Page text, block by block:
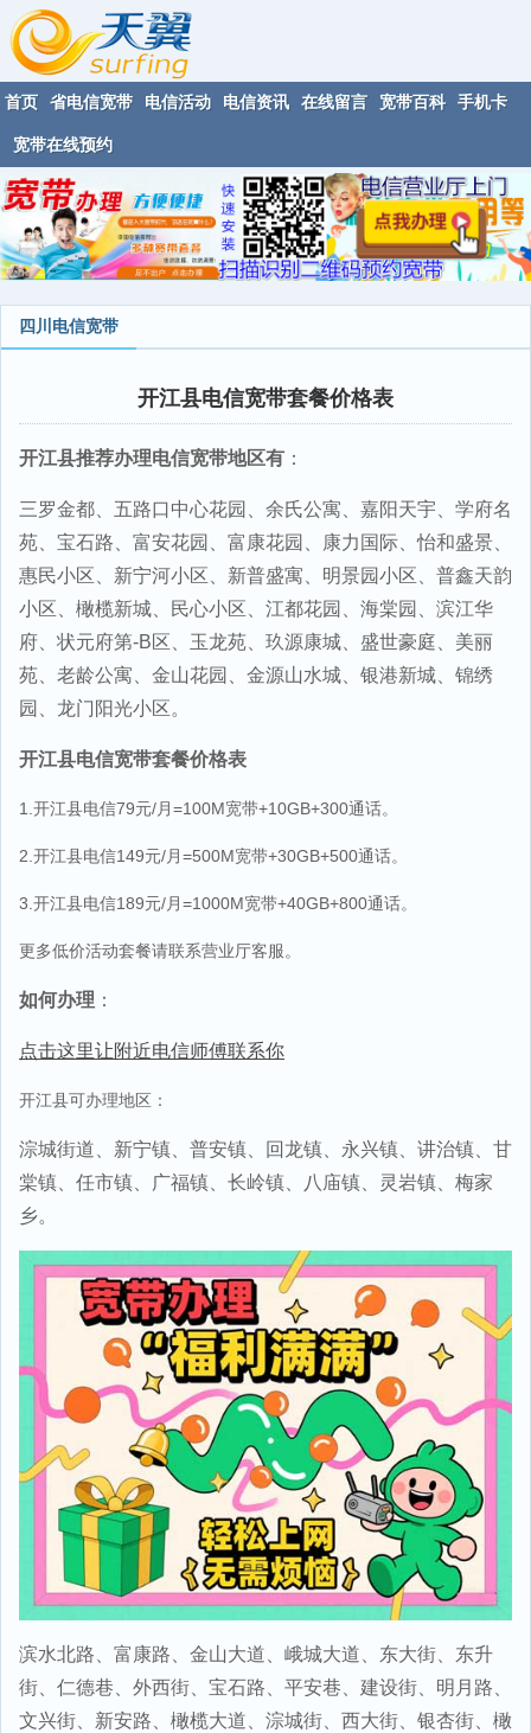
首页 省电信宽带 电信活动 电信资讯 在线留言 宽带百科 手机卡
宽带在线预约
四川电信宽带
开江县电信宽带套餐价格表
开江县推荐办理电信宽带地区有 ：
三罗金都、五路口中心花园、余氏公寓、嘉阳天宇、学府名
苑、宝石路、富安花园、富康花园、康力国际、怡和盛景、
惠民小区、新宁河小区、新普盛寓、明景园小区、普鑫天韵
小区、橄榄新城、民心小区、江都花园、海棠园、滨江华
府、状元府第-B区、玉龙苑、玖源康城、盛世豪庭、美丽
苑、老龄公寓、金山花园、金源山水城、银港新城、锦绣
园、龙门阳光小区。
开江县电信宽带套餐价格表
1.开江县电信79元/月=100M宽带+10GB+300通话。
2.开江县电信149元/月=500M宽带+30GB+500通话。
3.开江县电信189元/月=1000M宽带+40GB+800通话。
更多低价活动套餐请联系营业厅客服。
如何办理 ：
点击这里让附近电信师傅联系你
开江县可办理地区：
淙城街道、新宁镇、普安镇、回龙镇、永兴镇、讲治镇、甘
棠镇、任市镇、广福镇、长岭镇、八庙镇、灵岩镇、梅家
乡。
滨水北路、富康路、金山大道、峨城大道、东大街、东升
街、仁德巷、外西街、宝石路、平安巷、建设街、明月路、
文兴街、新安路、橄榄大道、淙城街、西大街、银杏街、橄